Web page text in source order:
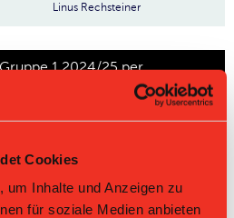
Cookies
um Inhalte und Anzeigen zu
für soziale Medien anbieten
Linus Rechsteiner
1 2024/25 per
HNLB DNLB andere
TD
+40 2.389 43